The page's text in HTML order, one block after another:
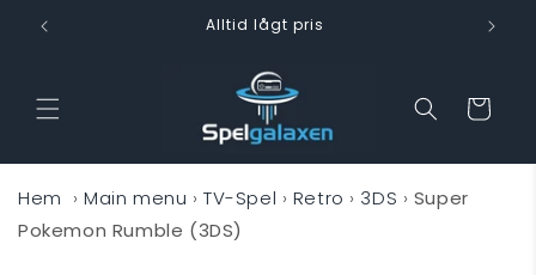
vidare
till
Alltid lågt pris
Varukorg
Hem › Main menu › TV-Spel › Retro › 3DS › Super
Pokemon Rumble (3DS)